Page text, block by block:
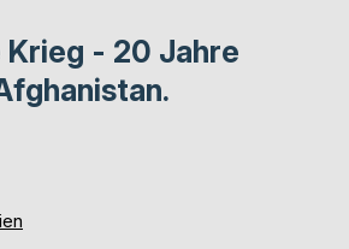
- 20 Jahre